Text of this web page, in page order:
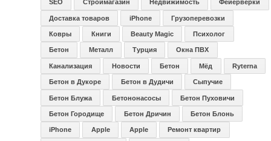
SEO Строймагазин Недвижимость Фейерверки
Доставка товаров iPhone Грузоперевозки
Ковры Книги Beauty Magic Психолог
Бетон Металл Турция Окна ПВХ
Канализация Новости Бетон Мёд Ryterna
Бетон в Дукоре Бетон в Дудичи Сыпучие
Бетон Блужа Бетононасосы Бетон Пуховичи
Бетон Городище Бетон Дричин Бетон Блонь
iPhone Apple Apple Ремонт квартир